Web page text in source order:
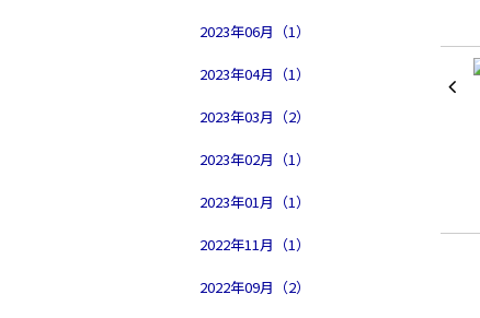
2023年06月（1）
2023年04月（1）
2023年03月（2）
2023年02月（1）
2023年01月（1）
2022年11月（1）
2022年09月（2）